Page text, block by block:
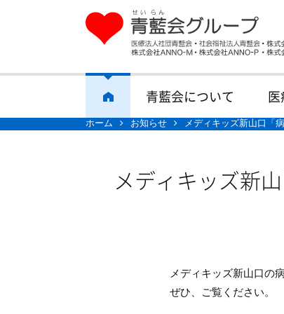
青藍会について
ホーム お知らせ メディキッズ新山口「
メディキッズ新山
メディキッズ新山口の
ぜひ、ご覧ください。